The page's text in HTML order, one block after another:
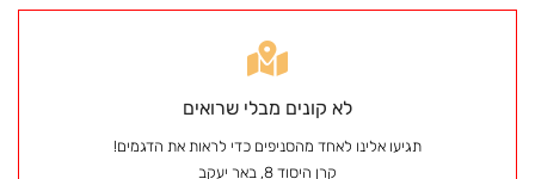
לא קונים מבלי שרואים
תגיעו אלינו לאחד מהסניפים כדי לראות את הדגמים!
קרן היסוד 8, באר יעקב